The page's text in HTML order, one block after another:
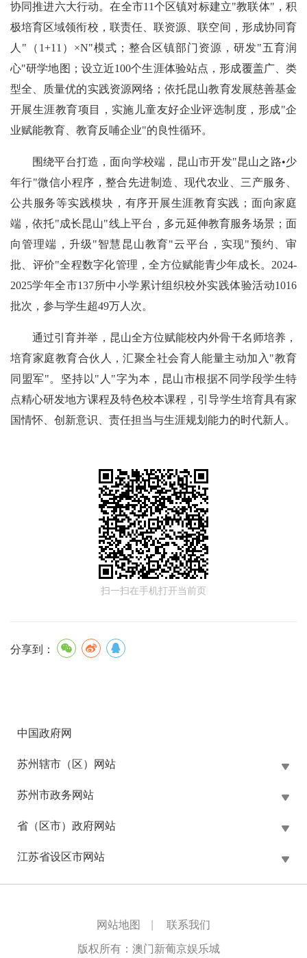
协同推进六大行动。在全市11个区镇对标建立"教联体"，积
极培育区域领衔校，联责任、联资源、联空间，形成协同育
人"（1+11）×N"模式；整合区镇部门资源，研发"五育润
心"研学地图；设立近100个生涯体验站点，形成覆盖广、类
型全、质量优的实践资源网络；依托昆山教育发展慈善基金
开展生涯教育项目，实施儿童友好企业评选制度，形成"企
业赋能教育、教育反哺企业"的良性循环。
围绕平台打造，面向学校端，昆山市开发"昆山之路•少
年行"微信小程序，整合先进制造、现代农业、三产服务、
公共服务等实践模块，有序开展生涯教育实践；面向家庭
端，依托"成长昆山"线上平台，多元延伸教育服务场景；面
向管理端，升级"智慧昆山教育"云平台，实现"预约、审
批、评价"全程数字化管理，全方位赋能青少年成长。2024-
2025学年全市137所中小学累计组织校外实践体验活动1016
批次，参与学生超49万人次。
通过引育并举，昆山全方位赋能校内外骨干名师培养，
培育家庭教育合伙人，汇聚全社会育人能量主动加入"教育
同盟军"。坚持以"人"字为本，昆山市根据不同学段学生特
点精心研发地方课程及特色校本课程，引导学生培育具有家
国情怀、创新意识、责任担当与生涯规划能力的时代新人。
扫一扫在手机打开当前页
分享到：
中国政府网
苏州辖市（区）网站
苏州市政务网站
省（区市）政府网站
江苏省设区市网站
网站地图 联系我们
版权所有：澳门新葡京娱乐城